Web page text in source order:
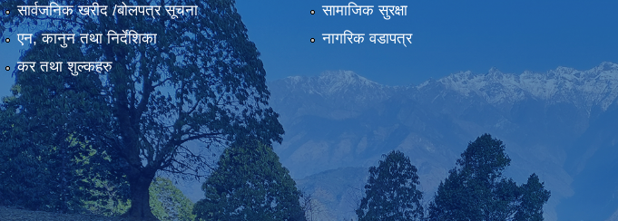
सार्वजनिक खरीद /बोलपत्र सूचना
एन, कानुन तथा निर्देशिका
कर तथा शुल्कहरु
सामाजिक सुरक्षा
नागरिक वडापत्र